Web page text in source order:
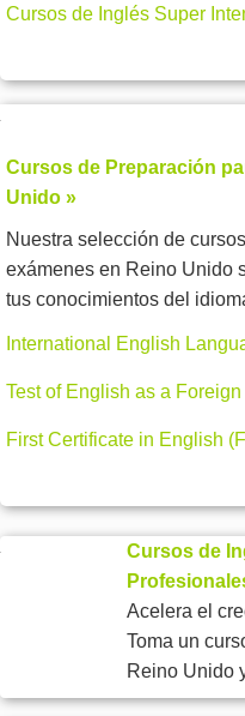
Cursos de Inglés Super
Cursos de Preparación
Unido »
Nuestra selección de
exámenes en Reino Unido
tus conocimientos del
International English
Test of English as a
First Certificate in English
Cursos de
Acelera el
Toma un
Reino Unido